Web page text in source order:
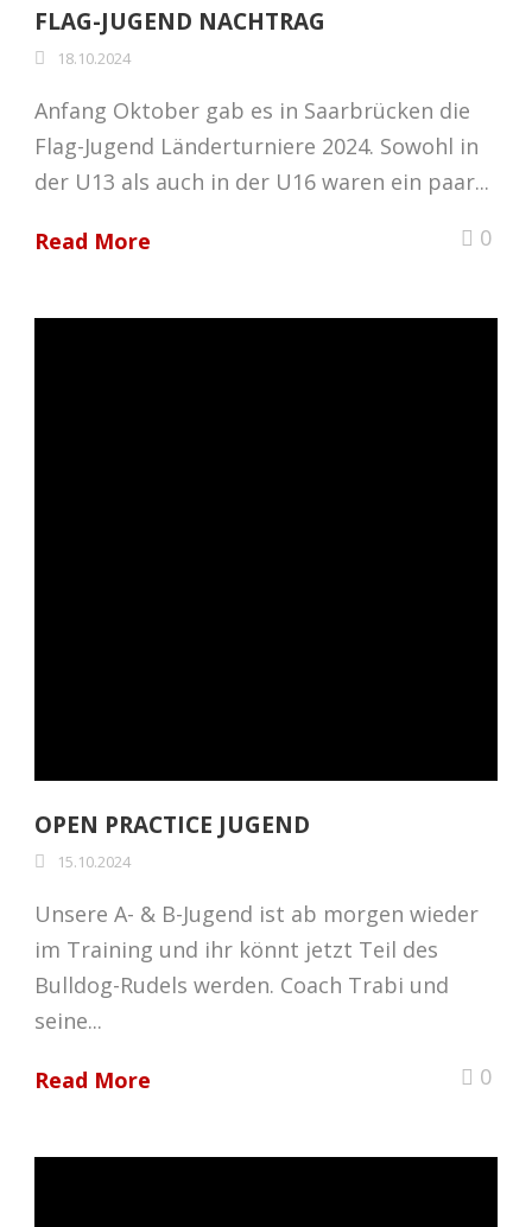
FLAG-JUGEND NACHTRAG
18.10.2024
Anfang Oktober gab es in Saarbrücken die
Flag-Jugend Länderturniere 2024. Sowohl in
der U13 als auch in der U16 waren ein paar...
Read More 0
OPEN PRACTICE JUGEND
15.10.2024
Unsere A- & B-Jugend ist ab morgen wieder
im Training und ihr könnt jetzt Teil des
Bulldog-Rudels werden. Coach Trabi und
seine...
Read More 0